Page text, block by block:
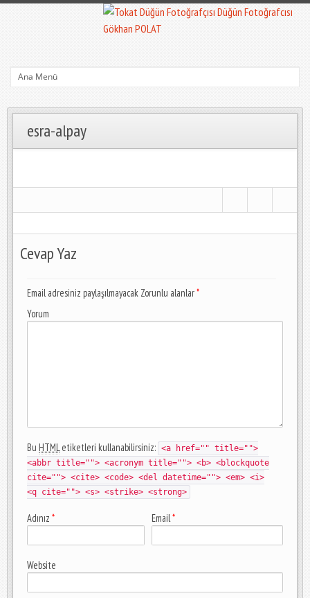
esra-alpay
Cevap Yaz
Email adresiniz paylaşılmayacak Zorunlu alanlar*
Yorum
Bu HTMLetiketleri kullanabilirsiniz: <a href="" title="">
<abbr title=""> <acronym title=""> <b> <blockquote
cite=""> <cite> <code> <del datetime=""> <em> <i>
<q cite=""> <s> <strike> <strong>
Adınız * Email*
Website